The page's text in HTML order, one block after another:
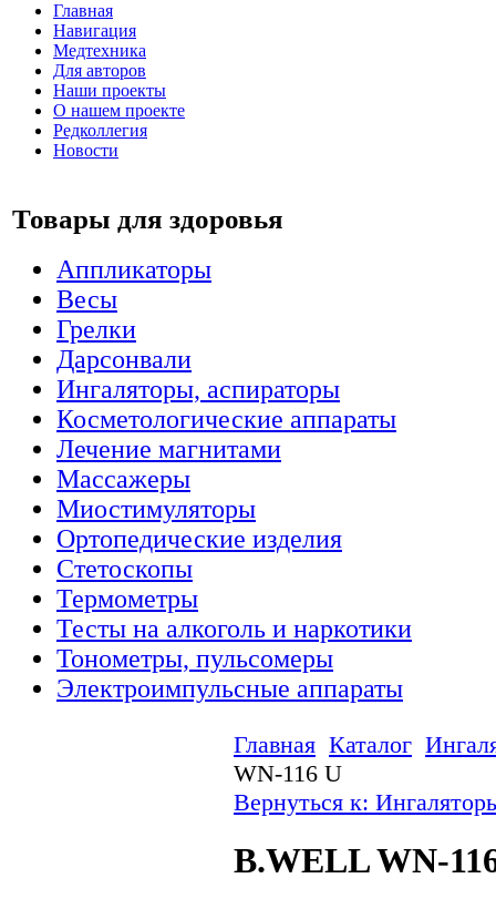
Главная
Навигация
Медтехника
Для авторов
Наши проекты
О нашем проекте
Редколлегия
Новости
Товары для здоровья
Аппликаторы
Весы
Грелки
Дарсонвали
Ингаляторы, аспираторы
Косметологические аппараты
Лечение магнитами
Массажеры
Миостимуляторы
Ортопедические изделия
Стетоскопы
Термометры
Тесты на алкоголь и наркотики
Тонометры, пульсомеры
Электроимпульсные аппараты
Главная Каталог
WN-116 U
Вернуться к:
B.WELL WN-